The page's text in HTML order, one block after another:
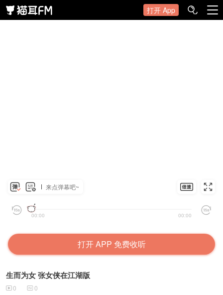
打开 App
来点弹幕吧~
00:00 00:00
打开 APP 免费收听
生而为女 张女侠在江湖版
0 0